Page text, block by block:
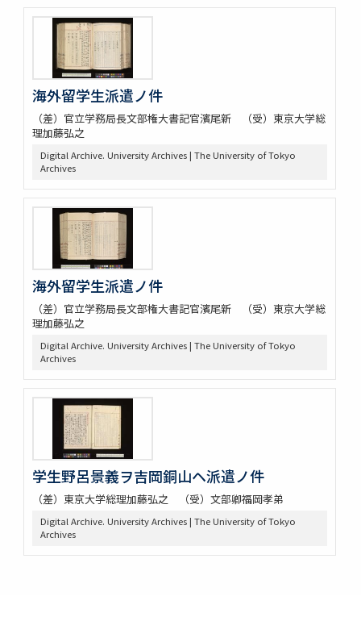
海外留学生派遣ノ件
（差）官立学務局長文部権大書記官濱尾新 （受）東京大学総
理加藤弘之
Digital Archive. University Archives | The University of Tokyo
Archives
海外留学生派遣ノ件
（差）官立学務局長文部権大書記官濱尾新 （受）東京大学総
理加藤弘之
Digital Archive. University Archives | The University of Tokyo
Archives
学生野呂景義ヲ吉岡銅山ヘ派遣ノ件
（差）東京大学総理加藤弘之 （受）文部卿福岡孝弟
Digital Archive. University Archives | The University of Tokyo
Archives